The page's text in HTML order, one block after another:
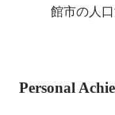
館市の人
Personal